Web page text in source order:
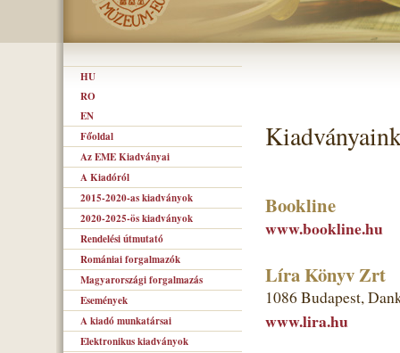
HU
RO
EN
Főoldal
Az EME Kiadványai
A Kiadóról
2015-2020-as kiadványok
2020-2025-ös kiadványok
Rendelési útmutató
Romániai forgalmazók
Magyarországi forgalmazás
Események
A kiadó munkatársai
Elektronikus kiadványok
Bookline
www.bookline.hu
Líra Könyv Zrt
1086 Budapest,
www.lira.hu